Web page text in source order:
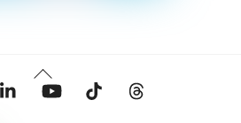
Back
To
Linkedin YouTube Tiktok